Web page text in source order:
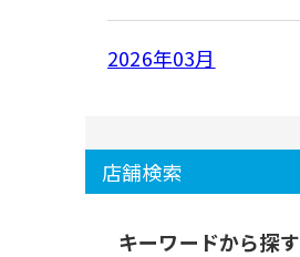
2026年03月
店舗検索
キーワードから探す